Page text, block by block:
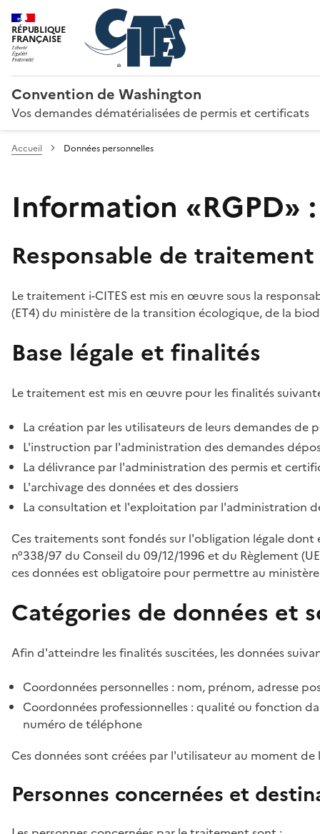
RÉPUBLIQUE
FRANÇAISE
Convention de Washington
Vos demandes dématérialisées de permis et certificats
Accueil Données personnelles
Information «RGPD»
Responsable de traitement
Le traitement i-CITES est mis en œuvre sous la
(ET4) du ministère de la transition écologique, de la
Base légale et finalités
Le traitement est mis en œuvre pour les finalités
La création par les utilisateurs de leurs demandes
L'instruction par l'administration des demandes
La délivrance par l'administration des permis et
L'archivage des données et des dossiers
La consultation et l'exploitation par l'administration
Ces traitements sont fondés sur l'obligation légale
n°338/97 du Conseil du 09/12/1996 et du Règlement
ces données est obligatoire pour permettre au
Catégories de données et
Afin d'atteindre les finalités suscitées, les données
Coordonnées personnelles : nom, prénom, adresse
Coordonnées professionnelles : qualité ou fonction
numéro de téléphone
Ces données sont créées par l'utilisateur au moment
Personnes concernées et